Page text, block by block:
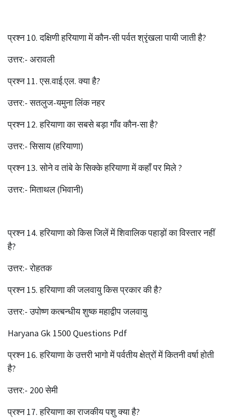
प्रश्‍न 10. दक्षिणी हरियाणा में कौन-सी पर्वत श्रृंखला पायी जाती है?
उत्तर:- अरावली
प्रश्‍न 11. एस.वाई.एल. क्या है?
उत्तर:- सतलुज-यमुना लिंक नहर
प्रश्‍न 12. हरियाणा का सबसे बड़ा गाँव कौन-सा है?
उत्तर:- सिसाय (हरियाणा)
प्रश्‍न 13. सोने व तांबे के सिक्के हरियाणा में कहाँ पर मिले ?
उत्तर:- मिताथल (भिवानी)
प्रश्‍न 14. हरियाणा को किस जिलें में शिवालिक पहाड़ों का विस्तार नहीं
है?
उत्तर:- रोहतक
प्रश्‍न 15. हरियाणा की जलवायु किस प्रकार की है?
उत्तर:- उपोष्ण कत्बन्धीय शुष्क महाद्वीप जलवायु
Haryana Gk 1500 Questions Pdf
प्रश्‍न 16. हरियाणा के उत्तरी भागो में पर्वतीय क्षेत्रों में कितनी वर्षा होती
है?
उत्तर:- 200 सेमी
प्रश्‍न 17. हरियाणा का राजकीय पशु क्या है?